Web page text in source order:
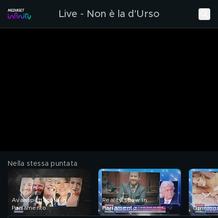
Live - Non è la d'Urso
Nella stessa puntata
Avanspettacolo in
Parlamento
Reality show in
Parlamento